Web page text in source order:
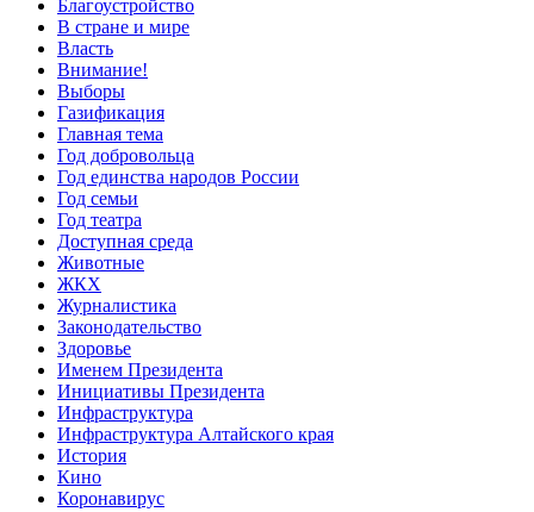
Благоустройство
В стране и мире
Власть
Внимание!
Выборы
Газификация
Главная тема
Год добровольца
Год единства народов России
Год семьи
Год театра
Доступная среда
Животные
ЖКХ
Журналистика
Законодательство
Здоровье
Именем Президента
Инициативы Президента
Инфраструктура
Инфраструктура Алтайского края
История
Кино
Коронавирус